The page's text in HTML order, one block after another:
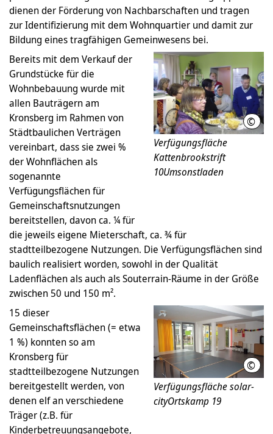
dienen der Förderung von Nachbarschaften und tragen
zur Identifizierung mit dem Wohnquartier und damit zur
Bildung eines tragfähigen Gemeinwesens bei.
© LHH
Verfügungsfläche
Kattenbrookstrift
10Umsonstladen
Bereits mit dem Verkauf der
Grundstücke für die
Wohnbebauung wurde mit
allen Bauträgern am
Kronsberg im Rahmen von
Städtbaulichen Verträgen
vereinbart, dass sie zwei %
der Wohnflächen als
sogenannte
Verfügungsflächen für
Gemeinschaftsnutzungen
bereitstellen, davon ca. ¼ für
die jeweils eigene Mieterschaft, ca. ¾ für
stadtteilbezogene Nutzungen. Die Verfügungsflächen sind
baulich realisiert worden, sowohl in der Qualität
Ladenflächen als auch als Souterrain-Räume in der Größe
zwischen 50 und 150 m².
© LHH
Verfügungsfläche solar-
cityOrtskamp 19
15 dieser
Gemeinschaftsflächen (= etwa
1 %) konnten so am
Kronsberg für
stadtteilbezogene Nutzungen
bereitgestellt werden, von
denen elf an verschiedene
Träger (z.B. für
Kinderbetreuungsangebote,